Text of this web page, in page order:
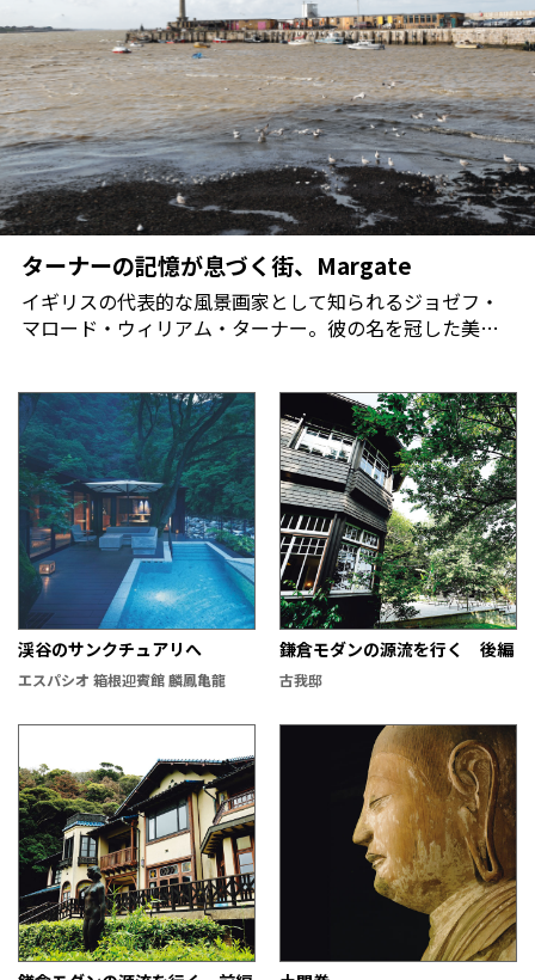
ターナーの記憶が息づく街、Margate
イギリスの代表的な風景画家として知られるジョゼフ・
マロード・ウィリアム・ターナー。彼の名を冠した美術
み、アートが身近にあるエリアとして注目を集めてい
る。
渓谷のサンクチュアリへ
エスパシオ 箱根迎賓館 麟鳳亀龍
鎌倉モダンの源流を行く 後編
古我邸